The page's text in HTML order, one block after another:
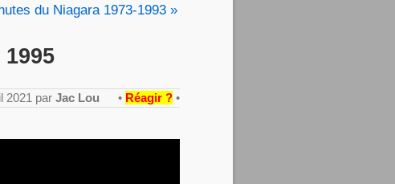
du Niagara 1973-1993 »
2021 parJac Lou • Réagir ? •